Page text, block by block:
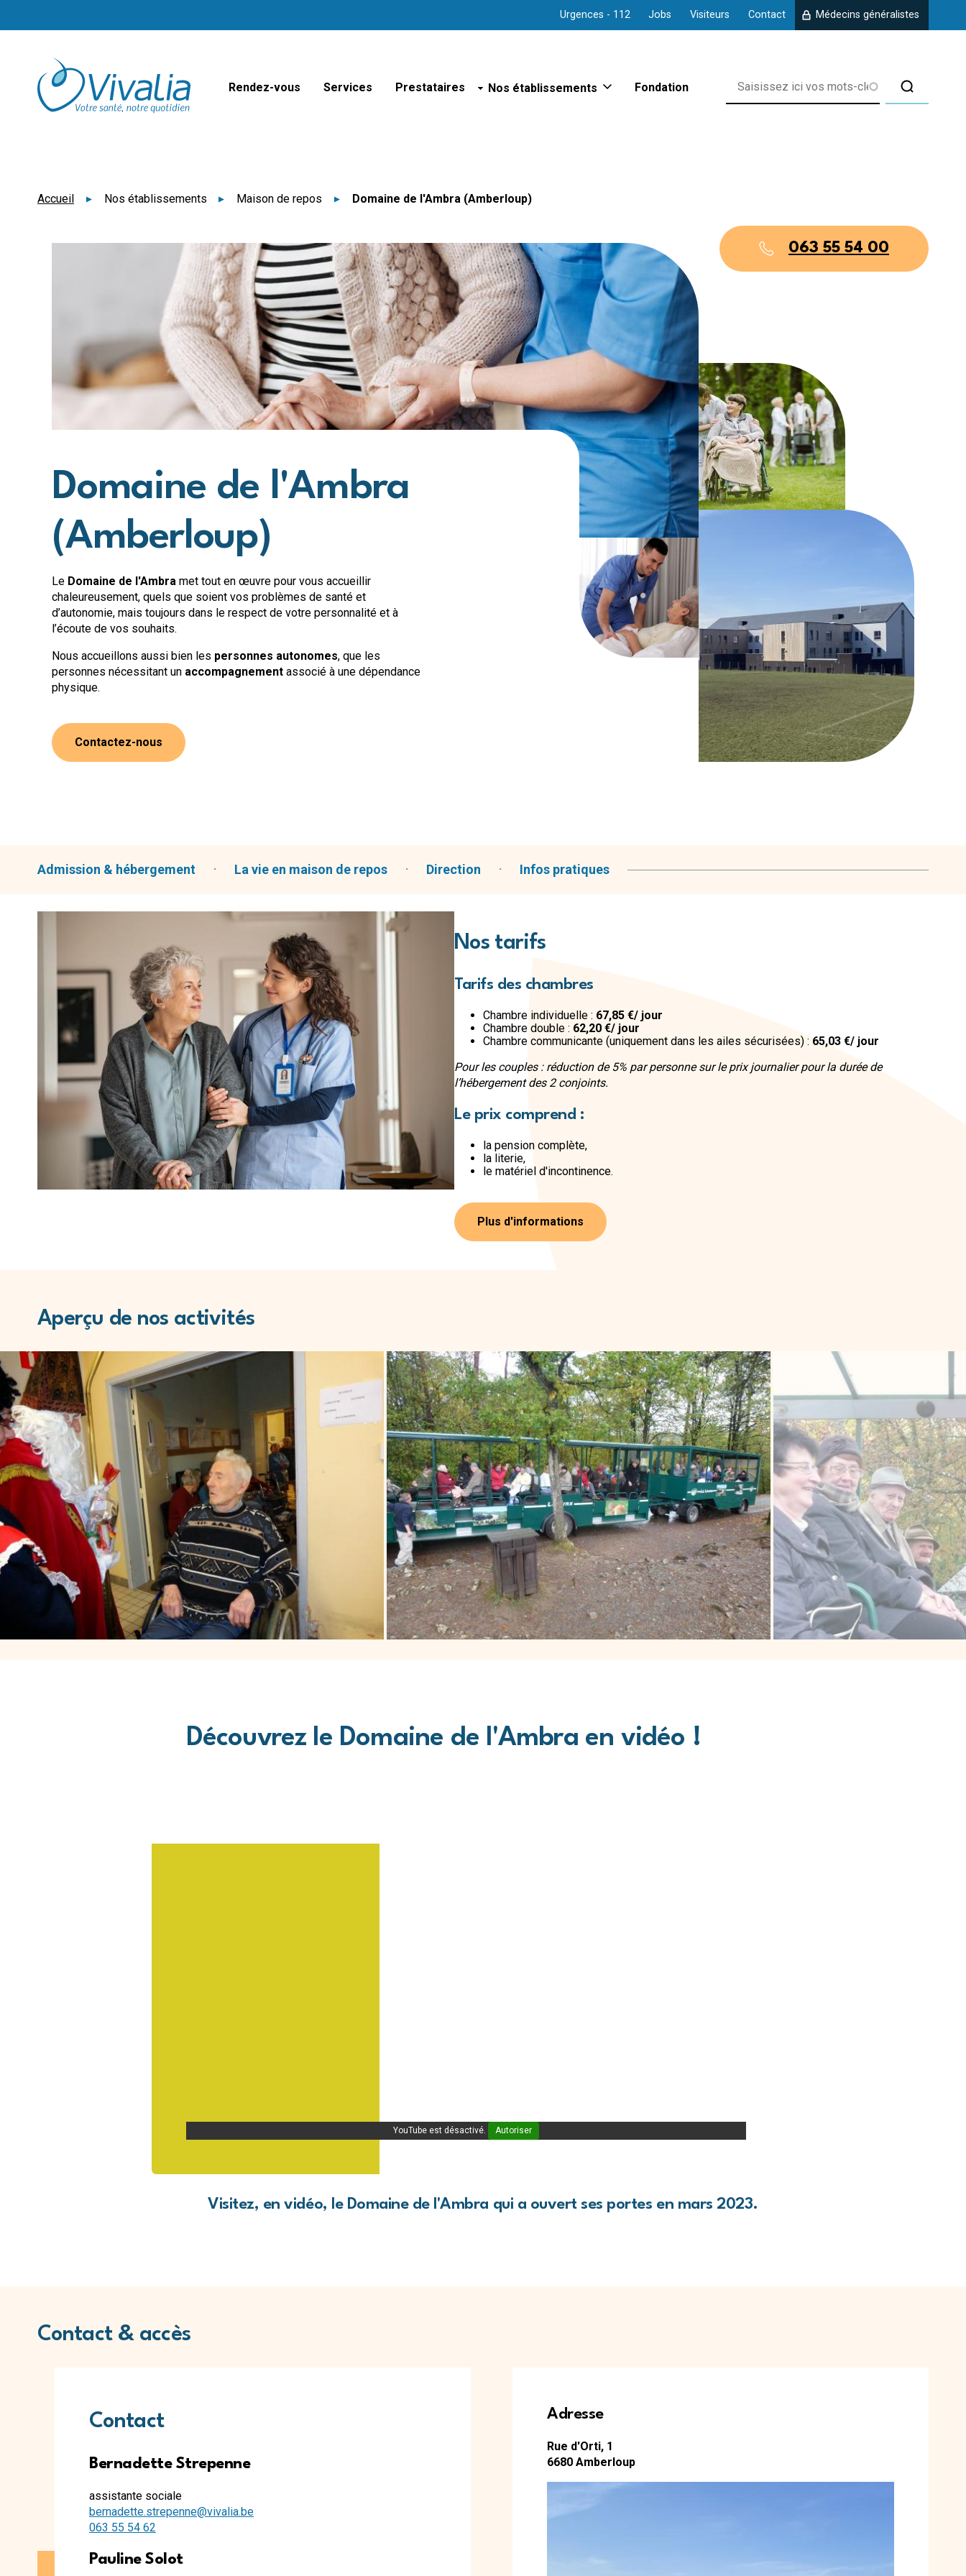
Urgences - 112 Jobs Visiteurs Contact Médecins généralistes
Rendez-vous Services Prestataires Nos établissements
Hôpital de Virton
Polyclinique de Vielsalm
Maison de repos
Maison de repos et de soins d'Amberloup
Maison de repos et de soins de Chanly
Maison de repos et de soins de Virton
Maison de repos et de soins de Vielsalm
Maison de repos et de soins de Florenville
Maison de repos et de soins de Villers-devant-Orval
Crèches
Crèche d'Arlon
Crèche de Libramont
Crèche de Marche
Maison de soins psychiatrique
MSP Belle-Vue à Athus
HP Famenne-Ardennes à Bertrix
Fondation
Accueil Nos établissements Maison de repos Domaine de l'Ambra (Amberloup)
063 55 54 00
Domaine de l'Ambra
(Amberloup)
Le Domaine de l'Ambra met tout en œuvre pour vous accueillir
chaleureusement, quels que soient vos problèmes de santé et
d’autonomie, mais toujours dans le respect de votre personnalité et à
l’écoute de vos souhaits.
Nous accueillons aussi bien les personnes autonomes, que les
personnes nécessitant un accompagnement associé à une dépendance
physique.
Contactez-nous
Admission & hébergement La vie en maison de repos Direction Infos pratiques
Nos tarifs
Tarifs des chambres
Chambre individuelle : 67,85 €/ jour
Chambre double : 62,20 €/ jour
Chambre communicante (uniquement dans les ailes sécurisées) : 65,03 €/ jour
Pour les couples : réduction de 5% par personne sur le prix journalier pour la durée de
l’hébergement des 2 conjoints.
Le prix comprend :
la pension complète,
la literie,
le matériel d'incontinence.
Plus d'informations
Aperçu de nos activités
Découvrez le Domaine de l'Ambra en vidéo !
YouTube est désactivé. Autoriser
Visitez, en vidéo, le Domaine de l'Ambra qui a ouvert ses portes en mars 2023.
Contact & accès
Contact
Bernadette Strepenne
assistante sociale
bernadette.strepenne@vivalia.be
063 55 54 62
Pauline Solot
Adresse
Rue d'Orti, 1
6680 Amberloup